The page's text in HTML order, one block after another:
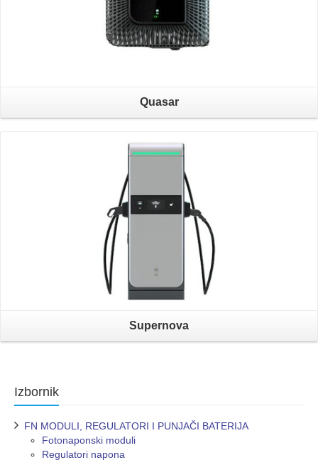
Quasar
Supernova
Izbornik
FN MODULI, REGULATORI I PUNJAČI BATERIJA
Fotonaponski moduli
Regulatori napona